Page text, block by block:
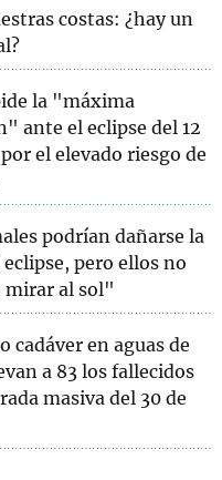
costas: ¿hay un
la "máxima
ante el eclipse del 12
el elevado riesgo de
podrían dañarse la
pero ellos no
mirar al sol"
cadáver en aguas de
a 83 los fallecidos
masiva del 30 de